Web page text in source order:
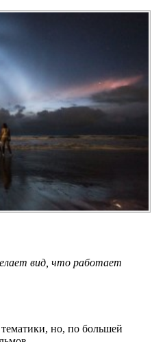
вид, что работает
но, по большей